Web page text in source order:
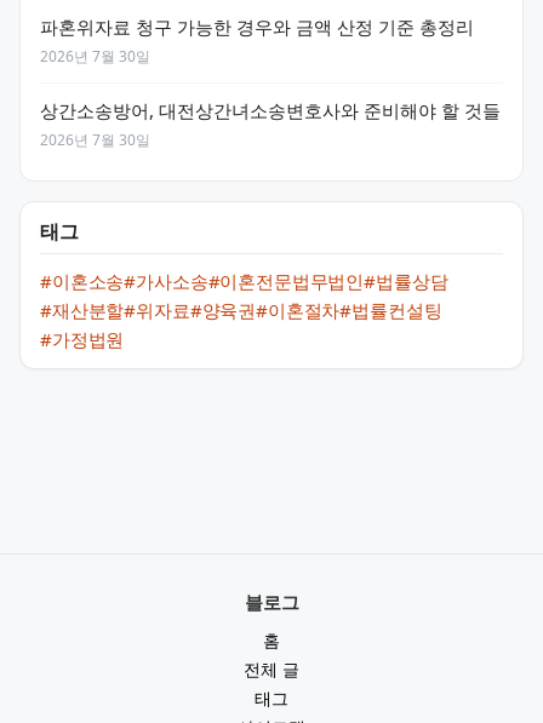
파혼위자료 청구 가능한 경우와 금액 산정 기준 총정리
2026년 7월 30일
상간소송방어, 대전상간녀소송변호사와 준비해야 할 것들
2026년 7월 30일
태그
#이혼소송#가사소송#이혼전문법무법인#법률상담
#재산분할#위자료#양육권#이혼절차#법률컨설팅
#가정법원
블로그
홈
전체 글
태그